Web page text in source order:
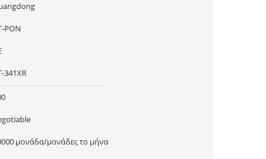
PON
341XR
μονάδα/μονάδες το μήνα